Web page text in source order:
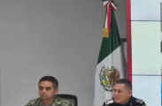
operativo en campo
hechos delictivos.
revisiones
vehiculares,